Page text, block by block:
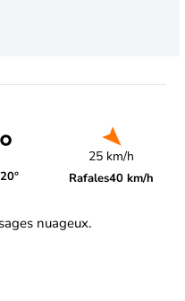
25 km/h
Rafales40 km/h
nuageux.